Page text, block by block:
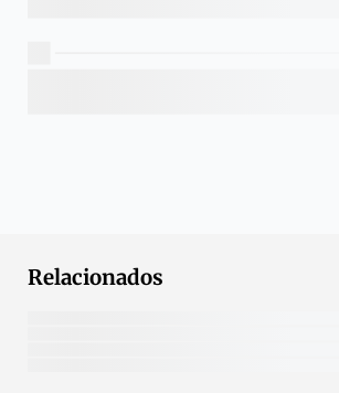
Relacionados